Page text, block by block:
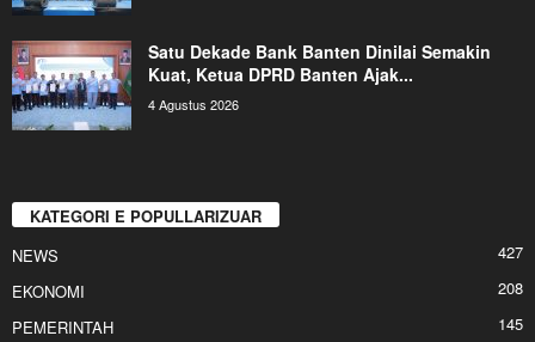
Satu Dekade Bank Banten Dinilai Semakin
Kuat, Ketua DPRD Banten Ajak...
4 Agustus 2026
KATEGORI E POPULLARIZUAR
NEWS
427
EKONOMI
208
PEMERINTAH
145